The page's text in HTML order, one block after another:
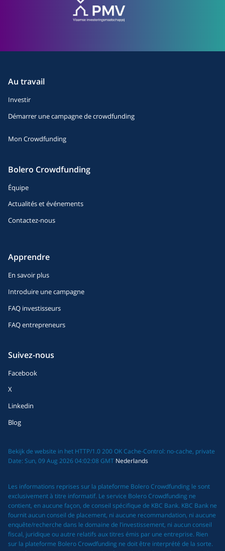
Au travail
Investir
Démarrer une campagne de crowdfunding
Mon Crowdfunding
Bolero Crowdfunding
Équipe
Actualités et événements
Contactez-nous
Apprendre
En savoir plus
Introduire une campagne
FAQ investisseurs
FAQ entrepreneurs
Suivez-nous
Facebook
X
Linkedin
Blog
Bekijk de website in het HTTP/1.0 200 OK Cache-Control: no-cache, private
Date: Sun, 09 Aug 2026 04:02:08 GMT Nederlands
Les informations reprises sur la plateforme Bolero Crowdfunding le sont
exclusivement à titre informatif. Le service Bolero Crowdfunding ne
contient, en aucune façon, de conseil spécifique de KBC Bank. KBC Bank ne
fournit aucun conseil de placement, ni aucune recommandation, ni aucune
enquête/recherche dans le domaine de l’investissement, ni aucun conseil
fiscal, juridique ou autre relatifs aux titres émis par une entreprise. Rien
sur la plateforme Bolero Crowdfunding ne doit être interprété de la sorte.